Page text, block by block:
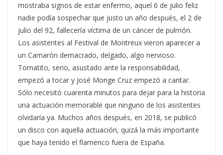
mostraba signos de estar enfermo, aquel 6 de julio feliz
nadie podía sospechar que justo un año después, el 2 de
julio del 92, fallecería víctima de un cáncer de pulmón.
Los asistentes al Festival de Montreux vieron aparecer a
un Camarón demacrado, delgado, algo nervioso.
Tomatito, serio, asustado ante la responsabilidad,
empezó a tocar y José Monge Cruz empezó a cantar.
Sólo necesitó cuarenta minutos para dejar para la historia
una actuación memorable que ninguno de los asistentes
olvidaría ya. Muchos años después, en 2018, se publicó
un disco con aquella actuación, quizá la más importante
que haya tenido el flamenco fuera de España.